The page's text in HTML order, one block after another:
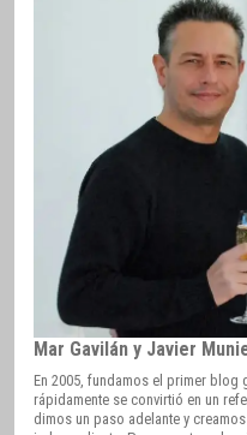
Mar Gavilán y Javier
En 2005, fundamos el primer
rápidamente se convirtió en un
dimos un paso adelante y